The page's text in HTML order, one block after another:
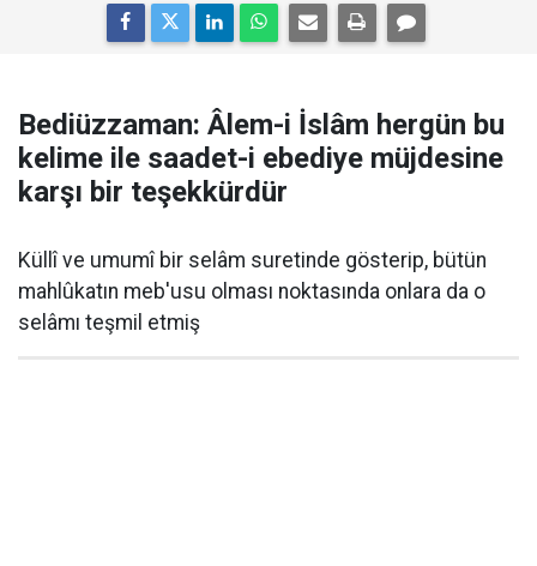
Bediüzzaman: Âlem-i İslâm hergün bu
kelime ile saadet-i ebediye müjdesine
karşı bir teşekkürdür
Küllî ve umumî bir selâm suretinde gösterip, bütün
mahlûkatın meb'usu olması noktasında onlara da o
selâmı teşmil etmiş